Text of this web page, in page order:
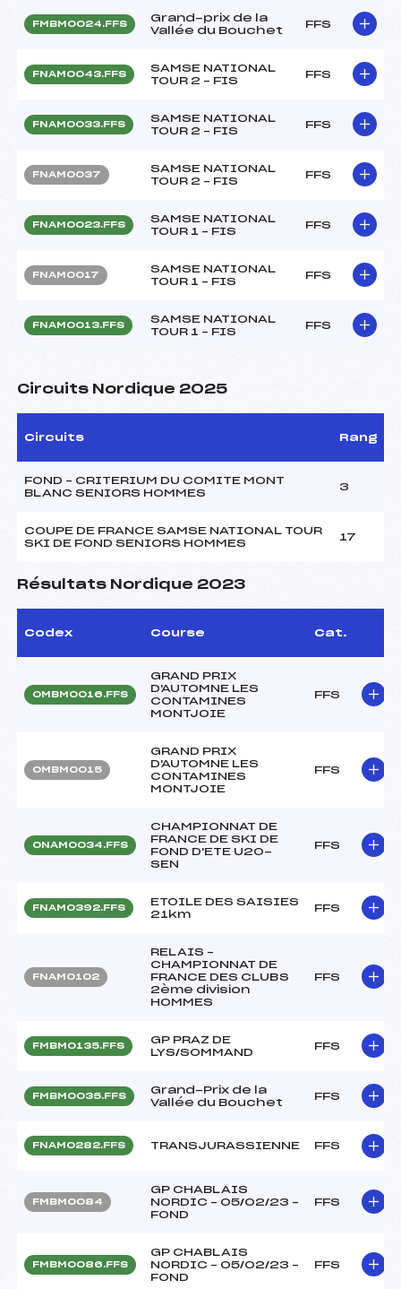
FMBM0024.FFS
Grand-prix de la
Vallée du Bouchet
FFS
FNAM0043.FFS
SAMSE NATIONAL
TOUR 2 – FIS
FFS
FNAM0033.FFS
SAMSE NATIONAL
TOUR 2 – FIS
FFS
FNAM0037
SAMSE NATIONAL
TOUR 2 – FIS
FFS
FNAM0023.FFS
SAMSE NATIONAL
TOUR 1 – FIS
FFS
FNAM0017
SAMSE NATIONAL
TOUR 1 – FIS
FFS
FNAM0013.FFS
SAMSE NATIONAL
TOUR 1 – FIS
FFS
Circuits Nordique 2025
Circuits Rang
FOND – CRITERIUM DU COMITE MONT
BLANC SENIORS HOMMES
3
COUPE DE FRANCE SAMSE NATIONAL TOUR
SKI DE FOND SENIORS HOMMES
17
Résultats Nordique 2023
Codex Course Cat.
OMBM0016.FFS
GRAND PRIX
D'AUTOMNE LES
CONTAMINES
MONTJOIE
FFS
OMBM0015
GRAND PRIX
D'AUTOMNE LES
CONTAMINES
MONTJOIE
FFS
ONAM0034.FFS
CHAMPIONNAT DE
FRANCE DE SKI DE
FOND D'ETE U20-
SEN
FFS
FNAM0392.FFS
ETOILE DES SAISIES
21km
FFS
FNAM0102
RELAIS –
CHAMPIONNAT DE
FRANCE DES CLUBS
2ème division
HOMMES
FFS
FMBM0135.FFS
GP PRAZ DE
LYS/SOMMAND
FFS
FMBM0035.FFS
Grand-Prix de la
Vallée du Bouchet
FFS
FNAM0282.FFS TRANSJURASSIENNE FFS
FMBM0084
GP CHABLAIS
NORDIC – 05/02/23 –
FOND
FFS
FMBM0086.FFS
GP CHABLAIS
NORDIC – 05/02/23 –
FOND
FFS